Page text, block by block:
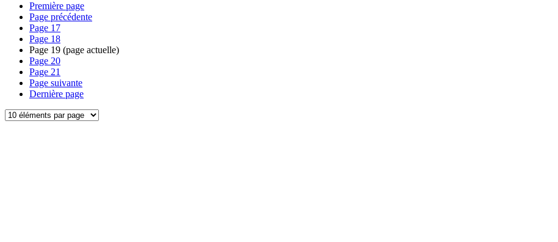
Première page
Page précédente
Page 17
Page 18
Page 19 (page actuelle)
Page 20
Page 21
Page suivante
Dernière page